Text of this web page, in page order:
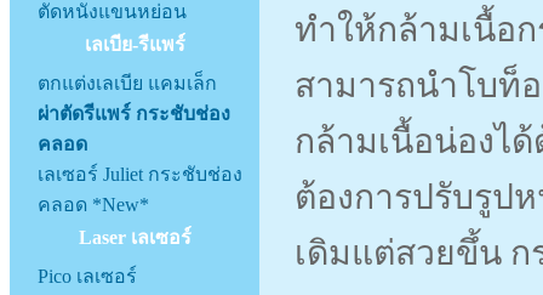
ตัดหนังแขนหย่อน
เลเบีย-รีแพร์
ตกแต่งเลเบีย แคมเล็ก
ผ่าตัดรีแพร์ กระชับช่อง
คลอด
เลเซอร์ Juliet กระชับช่อง
คลอด *New*
Laser เลเซอร์
Pico เลเซอร์
ทำให้กล้ามเนื้อ
สามารถนำโบท็
กล้ามเนื้อน่องไ
ต้องการปรับรูป
เดิมแต่สวยขึ้น